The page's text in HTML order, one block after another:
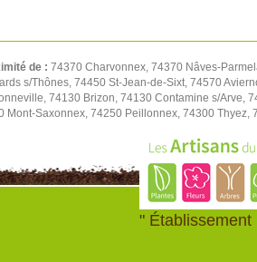
de : 74370 Charvonnex, 74370 Nâves-
s/Thônes, 74450 St-Jean-de-Sixt, 74570
74130 Brizon, 74130 Contamine s/Arve,
Mont-Saxonnex, 74250 Peillonnex, 74300
" Établissement